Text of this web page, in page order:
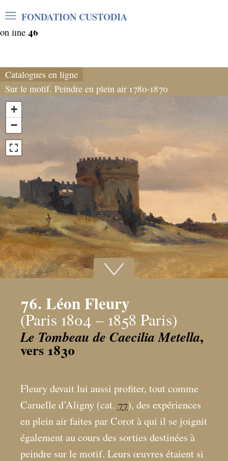
Warning: Undefined array key "var_mode" in
/home/clients/06cf3fb6db0bf3383064f508e4e3b220/
on line 46
FONDATION CUSTODIA
Catalogues en ligne
Sur le motif. Peindre en plein air 1780-1870
+
−
76. Léon Fleury
(Paris 1804 – 1858 Paris)
Le Tombeau de Caecilia Metella,
vers 1830
Fleury devait lui aussi profiter, tout comme
Caruelle d’Aligny (cat. 77), des expériences
en plein air faites par Corot à qui il se joignit
également au cours des sorties destinées à
peindre sur le motif. Leurs œuvres étaient si